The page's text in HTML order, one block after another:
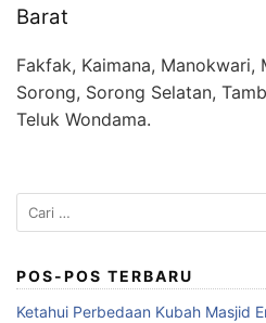
Barat
Fakfak, Kaimana, Manokwari,
Sorong, Sorong Selatan,
Teluk Wondama.
POS-POS TERBARU
Ketahui Perbedaan Kubah Masjid